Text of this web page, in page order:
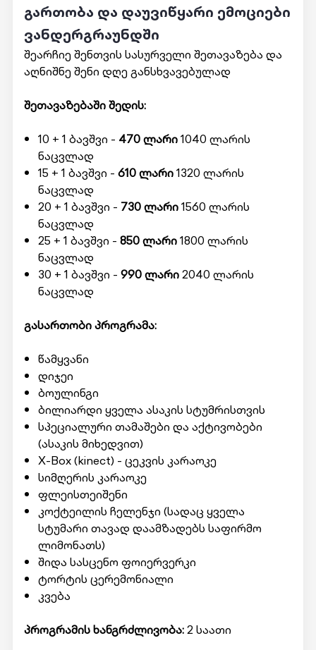
გართობა და დაუვიწყარი ემოციები
ვანდერგრაუნდში
შეარჩიე შენთვის სასურველი შეთავაზება და
აღნიშნე შენი დღე განსხვავებულად
შეთავაზებაში შედის:
10 + 1 ბავშვი - 470 ლარი1040 ლარის
ნაცვლად
15 + 1 ბავშვი - 610 ლარი1320 ლარის
ნაცვლად
20 + 1 ბავშვი - 730 ლარი1560 ლარის
ნაცვლად
25 + 1 ბავშვი - 850 ლარი1800 ლარის
ნაცვლად
30 + 1 ბავშვი - 990 ლარი2040 ლარის
ნაცვლად
გასართობი პროგრამა:
წამყვანი
დიჯეი
ბოულინგი
ბილიარდი ყველა ასაკის სტუმრისთვის
სპეციალური თამაშები და აქტივობები
(ასაკის მიხედვით)
X-Box (kinect) - ცეკვის კარაოკე
სიმღერის კარაოკე
ფლეისთეიშენი
კოქტეილის ჩელენჯი (სადაც ყველა
სტუმარი თავად დაამზადებს საფირმო
ლიმონათს)
შიდა სასცენო ფოიერვერკი
ტორტის ცერემონიალი
კვება
პროგრამის ხანგრძლივობა:2 საათი